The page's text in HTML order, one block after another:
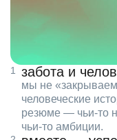
забота и
мы не
человеческие
резюме — чьи‑то
чьи‑то амбиции.